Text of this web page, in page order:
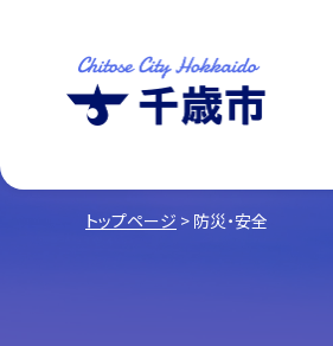
トップページ > 防災・安全